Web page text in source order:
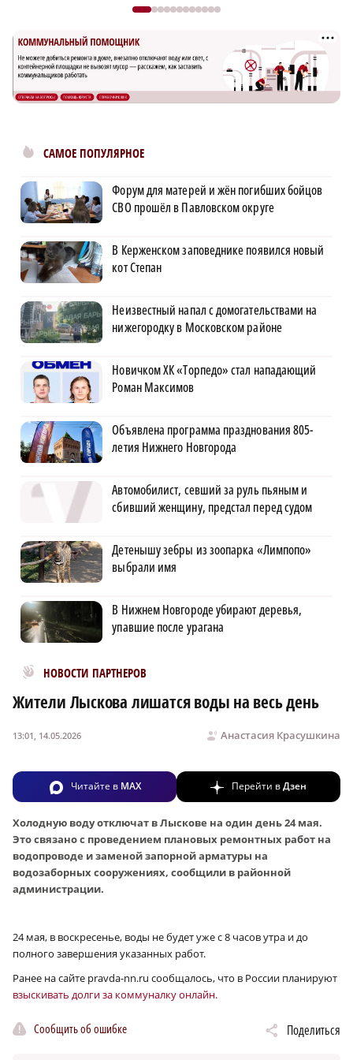
САМОЕ ПОПУЛЯРНОЕ
Форум для матерей и жён погибших бойцов
СВО прошёл в Павловском округе
В Керженском заповеднике появился новый
кот Степан
Неизвестный напал с домогательствами на
нижегородку в Московском районе
Новичком ХК «Торпедо» стал нападающий
Роман Максимов
Объявлена программа празднования 805-
летия Нижнего Новгорода
Автомобилист, севший за руль пьяным и
сбивший женщину, предстал перед судом
Детенышу зебры из зоопарка «Лимпопо»
выбрали имя
В Нижнем Новгороде убирают деревья,
упавшие после урагана
НОВОСТИ ПАРТНЕРОВ
Новости МирТесен
Жители Лыскова лишатся воды на весь день
Анастасия Красушкина
13:01, 14.05.2026
Читайте в MAX Перейти вДзен
Холодную воду отключат в Лыскове на один день 24 мая.
Это связано с проведением плановых ремонтных работ на
водопроводе и заменой запорной арматуры на
водозаборных сооружениях, сообщили в районной
администрации.
24 мая, в воскресенье, воды не будет уже с 8 часов утра и до
полного завершения указанных работ.
Ранее на сайте pravda-nn.ru сообщалось, что в России планируют
взыскивать долги за коммуналку онлайн.
Сообщить об ошибке Поделиться